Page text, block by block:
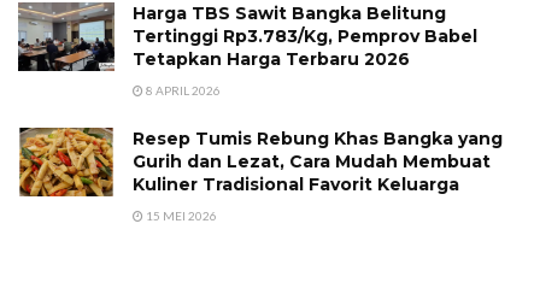
Harga TBS Sawit Bangka Belitung
Tertinggi Rp3.783/Kg, Pemprov Babel
Tetapkan Harga Terbaru 2026
8 APRIL 2026
Resep Tumis Rebung Khas Bangka yang
Gurih dan Lezat, Cara Mudah Membuat
Kuliner Tradisional Favorit Keluarga
15 MEI 2026